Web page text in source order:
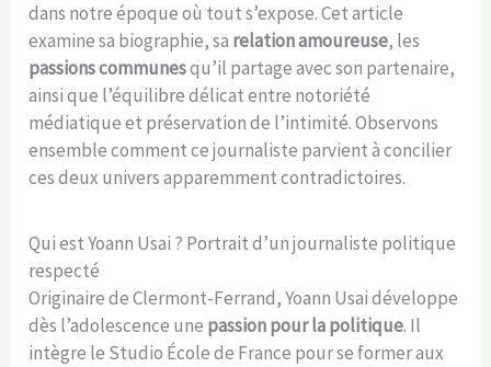
dans notre époque où tout s’expose. Cet article
examine sa biographie, sa relation amoureuse, les
passions communesqu’il partage avec son partenaire,
ainsi que l’équilibre délicat entre notoriété
médiatique et préservation de l’intimité. Observons
ensemble comment ce journaliste parvient à concilier
ces deux univers apparemment contradictoires.
Qui est Yoann Usai ? Portrait d’un journaliste politique
respecté
Originaire de Clermont-Ferrand, Yoann Usai développe
dès l’adolescence une passion pour la politique. Il
intègre le Studio École de France pour se former aux